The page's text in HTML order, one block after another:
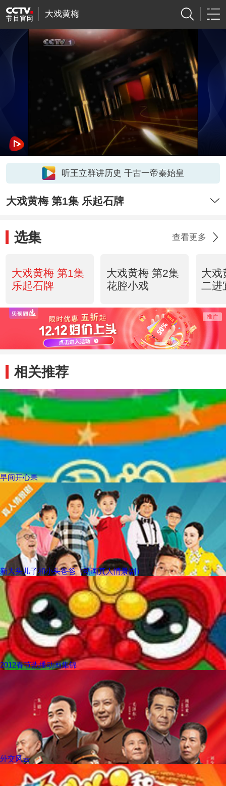
大戏黄梅
听王立群讲历史 千古一帝秦始皇
大戏黄梅 第1集 乐起石牌
选集 查看更多
大戏黄梅 第1集
乐起石牌
大戏黄梅 第2集
花腔小戏
大戏
二进
相关推荐
早间开心果
新大头儿子和小头爸爸（动画真人情景剧）
2012春节热播动画集锦
外交风云